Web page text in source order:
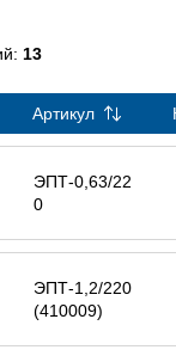
13
Артикул
ЭПТ-0,63/22
0
ЭПТ-1,2/220
(410009)